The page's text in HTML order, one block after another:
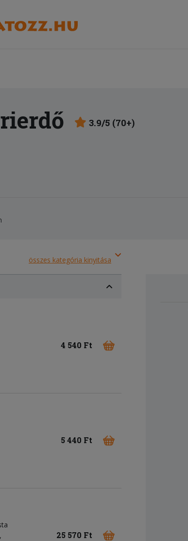
3.9/5 (70+)
összes kategória kinyitása
4 540 Ft
5 440 Ft
25 570 Ft